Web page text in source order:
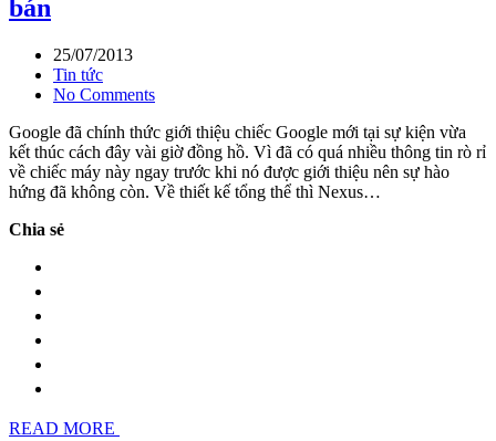
bán
25/07/2013
Tin tức
No Comments
Google đã chính thức giới thiệu chiếc Google mới tại sự kiện vừa
kết thúc cách đây vài giờ đồng hồ. Vì đã có quá nhiều thông tin rò rỉ
về chiếc máy này ngay trước khi nó được giới thiệu nên sự hào
hứng đã không còn. Về thiết kế tổng thể thì Nexus…
Chia sẻ
READ MORE